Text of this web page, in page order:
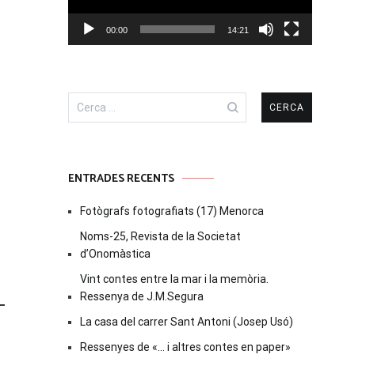
00:00 14:21
ENTRADES RECENTS
Fotògrafs fotografiats (17) Menorca
Noms-25, Revista de la Societat
d’Onomàstica
Vint contes entre la mar i la memòria.
Ressenya de J.M.Segura
La casa del carrer Sant Antoni (Josep Usó)
Ressenyes de «… i altres contes en paper»